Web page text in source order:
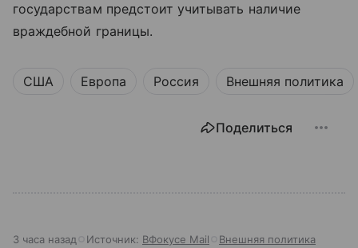
государствам предстоит учитывать наличие
враждебной границы.
США Европа Россия Внешняя политика
Поделиться
3 часа назад Источник: ВФокусе Mail Внешняя политика